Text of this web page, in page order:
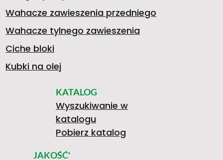
0
4
/
5
9
Z
Y
S
Wahacze zawieszenia przedniego
Wahacze tylnego zawieszenia
Ciche bloki
Kubki na olej
KATALOG
Wyszukiwanie w
katalogu
Pobierz katalog
JAKOŚĆ'